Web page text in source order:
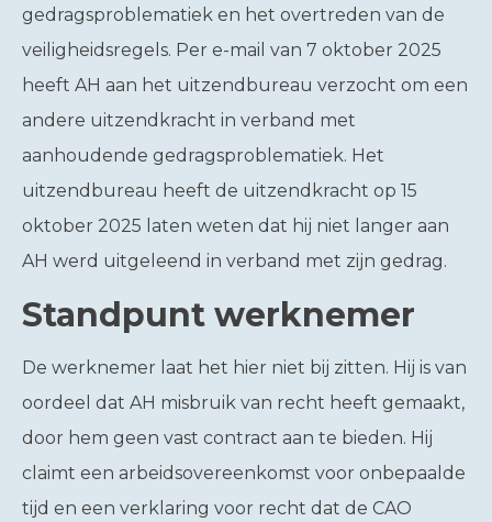
gedragsproblematiek en het overtreden van de
veiligheidsregels. Per e-mail van 7 oktober 2025
heeft AH aan het uitzendbureau verzocht om een
andere uitzendkracht in verband met
aanhoudende gedragsproblematiek. Het
uitzendbureau heeft de uitzendkracht op 15
oktober 2025 laten weten dat hij niet langer aan
AH werd uitgeleend in verband met zijn gedrag.
Standpunt werknemer
De werknemer laat het hier niet bij zitten. Hij is van
oordeel dat AH misbruik van recht heeft gemaakt,
door hem geen vast contract aan te bieden. Hij
claimt een arbeidsovereenkomst voor onbepaalde
tijd en een verklaring voor recht dat de CAO